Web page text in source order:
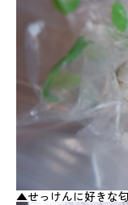
▲せっけんに好きな